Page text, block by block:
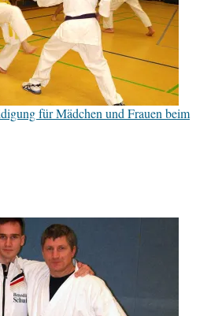
für Mädchen und Frauen beim